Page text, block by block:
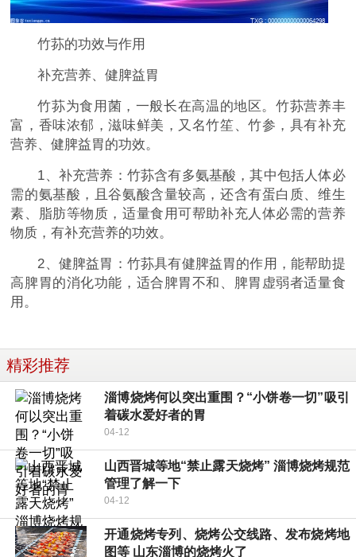
竹荪的功效与作用
补充营养、健脾益胃
竹荪为食用菌，一般长在高温的地区。竹荪营养丰
富，香味浓郁，滋味鲜美，又名竹笙、竹参，具有补充
营养、健脾益胃的功效。
1、补充营养：竹荪含有多氨基酸，其中包括人体必
需的氨基酸，且谷氨酸含量较高，还含有蛋白质、维生
素、脂肪等物质，适量食用可帮助补充人体必需的营养
物质，有补充营养的功效。
2、健脾益胃：竹荪具有健脾益胃的作用，能帮助提
高脾胃的消化功能，适合脾胃不和、脾胃虚弱者适量食
用。
精彩推荐
淄博烧烤何以突出重围？“小饼卷一切”吸引
着碳水爱好者的胃
04-12
山西晋城等地“禁止露天烧烤” 淄博烧烤规范
管理了解一下
04-12
开通烧烤专列、烧烤公交线路、发布烧烤地
图等 山东淄博的烧烤火了